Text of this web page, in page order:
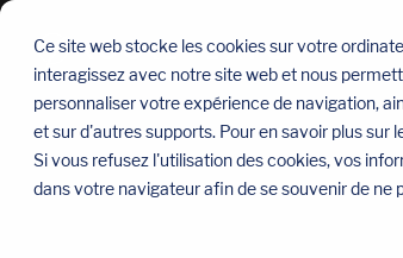
Ce site web stocke les cookies sur votre
interagissez avec notre site web et nous
personnaliser votre expérience de navigation,
et sur d'autres supports. Pour en savoir plus sur
Si vous refusez l'utilisation des cookies, vos
dans votre navigateur afin de se souvenir de ne
Sauter
menu